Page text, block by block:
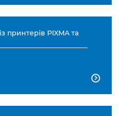
принтерів PIXMA та
